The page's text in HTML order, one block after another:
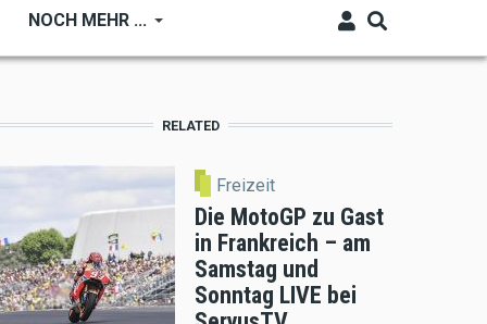
NOCH MEHR ...
RELATED
Freizeit
Die MotoGP zu Gast
in Frankreich – am
Samstag und
Sonntag LIVE bei